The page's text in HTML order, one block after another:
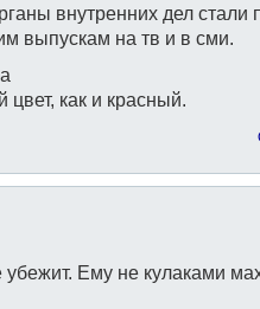
внутренних дел стали
выпускам на тв и в сми.
как и красный.
Ему не кулаками